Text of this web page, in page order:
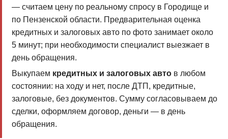
— считаем цену по реальному спросу в Городище и
по Пензенской области. Предварительная оценка
кредитных и залоговых авто по фото занимает около
5 минут; при необходимости специалист выезжает в
день обращения.
Выкупаем кредитных и залоговых автов любом
состоянии: на ходу и нет, после ДТП, кредитные,
залоговые, без документов. Сумму согласовываем до
сделки, оформляем договор, деньги — в день
обращения.